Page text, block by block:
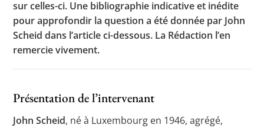
sur celles-ci. Une bibliographie indicative et inédite
pour approfondir la question a été donnée par John
Scheid dans l’article ci-dessous. La Rédaction l’en
remercie vivement.
Présentation de l’intervenant
John Scheid, né à Luxembourg en 1946, agrégé,